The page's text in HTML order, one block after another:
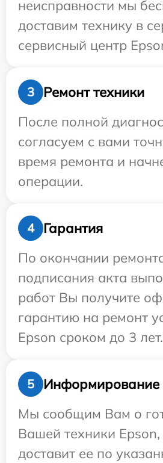
неисправности мы
доставим технику в
сервисный центр
3
Ремонт техники
После полной
согласуем с вами
время ремонта и
операции.
4
Гарантия
По окончании
подписания акта
работ Вы получите
гарантию на ремонт
Epson сроком до 3 лет.
5
Информирование
Мы сообщим Вам о
Вашей техники
доставит ее по